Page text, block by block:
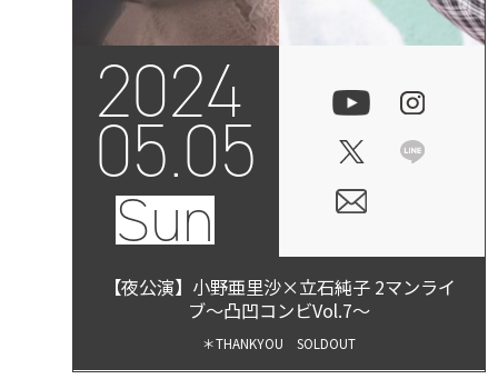
2024
05.05
Sun
【夜公演】小野亜里沙×立石純子 2マンライ
ブ〜凸凹コンビVol.7〜
＊THANKYOU SOLDOUT